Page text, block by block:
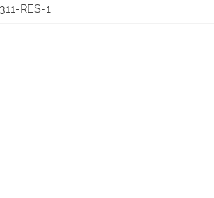
RES-1